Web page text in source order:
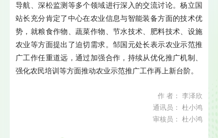
导航、深松监测等多个领域进行深入的交流讨论。杨立国
站长充分肯定了中心在农业信息与智能装备方面的技术优
势，就粮食作物、蔬菜作物、节水技术、肥料技术、设施
农业等方面提出了迫切需求。邹国元处长表示农业示范推
广工作任重道远，通过加强合作，持续从优化推广机制、
强化农民培训等方面推动农业示范推广工作再上新台阶。
作 者： 李泽欣
通讯员： 杜小鸿
审核员： 杜小鸿